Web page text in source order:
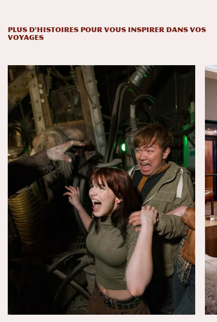
PLUS D'HISTOIRES POUR VOUS INSPIRER DANS VOS
VOYAGES